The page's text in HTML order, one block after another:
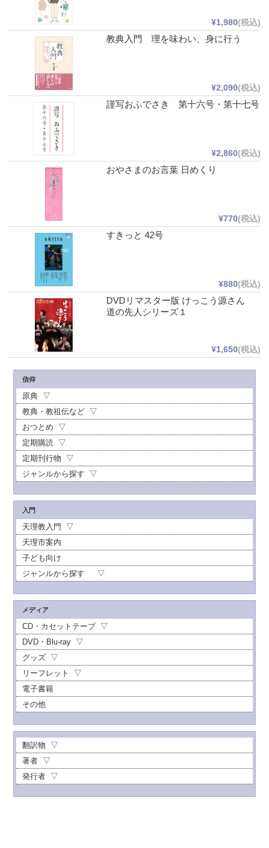
¥1,980(税込)
教典入門 理を味わい、身に行う
¥2,090(税込)
謹写おふでさき 第十六号・第十七号
¥2,860(税込)
おやさまのお言葉 日めくり
¥770(税込)
すきっと 42号
¥880(税込)
DVDリマスター版 けっこう源さん
道の先人シリーズ１
¥1,650(税込)
信仰
原典
教典・教祖伝など
おつとめ
定期購読
定期刊行物
ジャンルから探す
入門
天理教入門
天理市案内
子ども向け
ジャンルから探す
メディア
CD・カセットテープ
DVD・Blu-ray
グッズ
リーフレット
電子書籍
その他
翻訳物
著者
発行者